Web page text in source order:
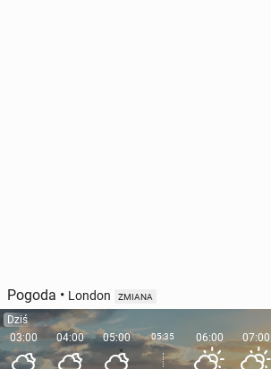
Pogoda • London ZMIANA
Dziś
03:00
04:00 05:00 05:35 06:00 07:00